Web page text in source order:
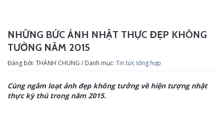
NHỮNG BỨC ẢNH NHẬT THỰC ĐẸP KHÔNG
TƯỞNG NĂM 2015
Đăng bởi: THÀNH CHUNG / Danh mục: Tin tức tổng hợp
Cùng ngắm loạt ảnh đẹp không tưởng về hiện tượng nhật
thực kỳ thú trong năm 2015.